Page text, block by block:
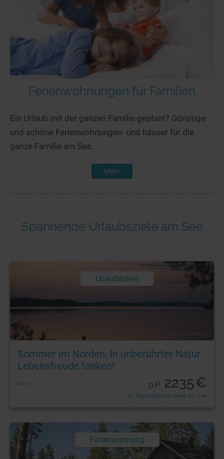
Ferienwohnungen für Familien
Ein Urlaub mit der ganzen Familie geplant? Günstige
und schöne Ferienwohnungen- und häuser für die
ganze Familie am See.
Mehr
Spannende Urlaubsziele am See
Urlaubsziele
Foto: © VisitFinland
Sommer im Norden: In unberührter Natur
Lebensfreude tanken!
p.P 2235€
15 Tage,Wellness direkt am See
Ferienwohnung